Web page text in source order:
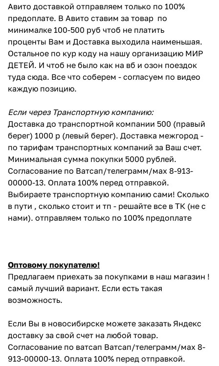
Авито доставкой отправляем только по 100%
предоплате. В Авито ставим за товар по
минималке 100-500 руб чтоб не платить
проценты Вам и Доставка выходила наименьшая.
Остальное по кур коду на нашу организацию МИР
ДЕТЕЙ. И чтоб не было как на вб и озон поездок
туда сюда. Все что соберем - согласуем по видео
каждую позицию.
Если через Транспортную компанию:
Доставка до транспортной компании 500 (правый
берег) 1000 р (левый берег). Доставка межгород -
по тарифам транспортных компаний за Ваш счет.
Минимальная сумма покупки 5000 рублей.
Согласование по Ватсап/телеграмм/мах 8-913-
00000-13. Оплата 100% перед отправкой.
Выбираете транспортную компанию сами! Сколько
в пути , сколько стоит и тп - решайте все в ТК (не с
нами). отправляем только по 100% предоплате
Оптовому покупателю!
Предлагаем приехать за покупками в наш магазин !
самый лучший вариант. Если есть такая
возможность.
Если Вы в новосибирске можете заказать Яндекс
доставку за свой счет на любой товар.
Согласование по ватсап Ватсап/телеграмм/мах 8-
913-00000-13. Оплата 100% перед отправкой.